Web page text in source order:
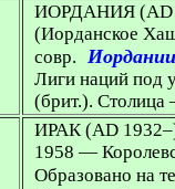
ИОРДАНИЯ (AD
(Иорданское
совр. Иордании
Лиги наций под
(брит.).
ИРАК(AD 1932–)
1958 —
Образовано на